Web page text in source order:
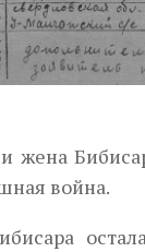
жена
война.